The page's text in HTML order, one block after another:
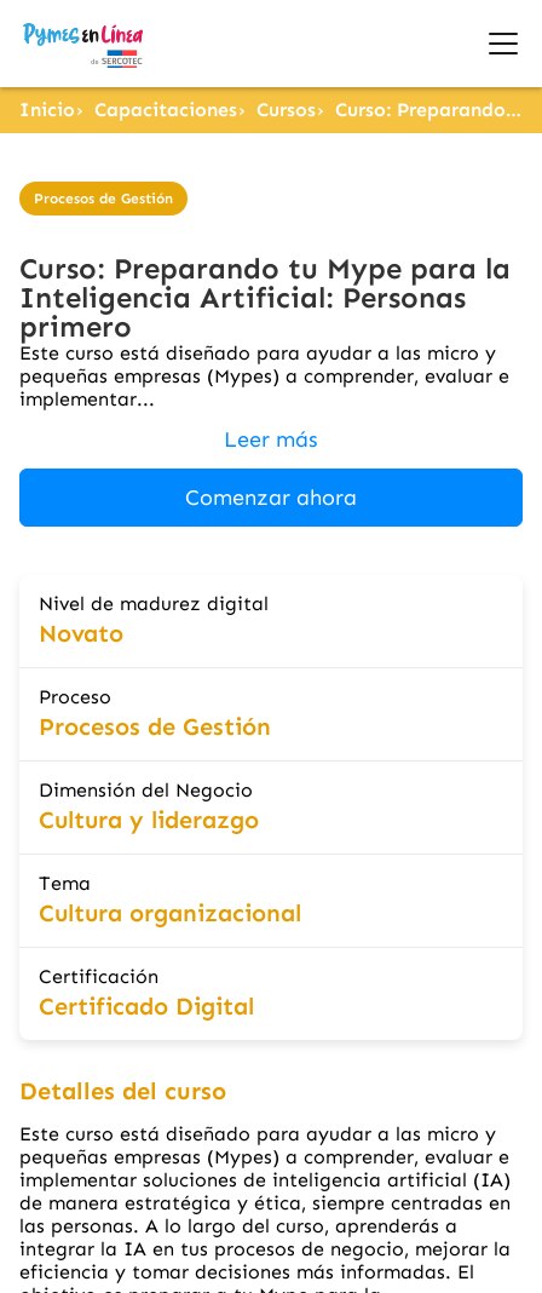
Inicio Capacitaciones Cursos Curso: Preparando tu Mype para la Inteligencia Artificial: Personas primero
Procesos de Gestión
Curso: Preparando tu Mype para la
Inteligencia Artificial: Personas
primero
Este curso está diseñado para ayudar a las micro y
pequeñas empresas (Mypes) a comprender, evaluar e
implementar...
Leer más
Comenzar ahora
Nivel de madurez digital
Novato
Proceso
Procesos de Gestión
Dimensión del Negocio
Cultura y liderazgo
Tema
Cultura organizacional
Certificación
Certificado Digital
Detalles del curso
Este curso está diseñado para ayudar a las micro y
pequeñas empresas (Mypes) a comprender, evaluar e
implementar soluciones de inteligencia artificial (IA)
de manera estratégica y ética, siempre centradas en
las personas. A lo largo del curso, aprenderás a
integrar la IA en tus procesos de negocio, mejorar la
eficiencia y tomar decisiones más informadas. El